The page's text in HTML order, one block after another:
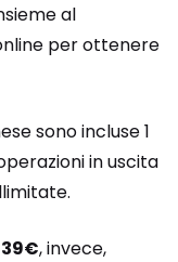
al
per ottenere
sono incluse 1
in uscita
, invece,